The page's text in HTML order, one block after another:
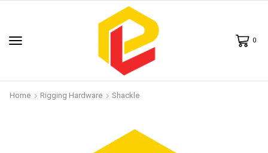
0
Home Rigging Hardware Shackle